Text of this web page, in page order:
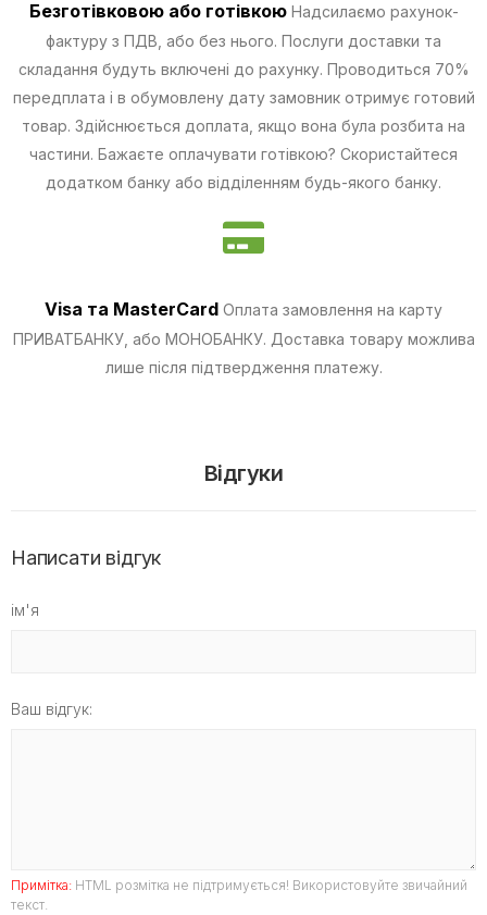
Безготівковою або готівкою Надсилаємо рахунок-
фактуру з ПДВ, або без нього. Послуги доставки та
складання будуть включені до рахунку. Проводиться 70%
передплата і в обумовлену дату замовник отримує готовий
товар. Здійснюється доплата, якщо вона була розбита на
частини. Бажаєте оплачувати готівкою? Скористайтеся
додатком банку або відділенням будь-якого банку.
Visa та MasterCard Оплата замовлення на карту
ПРИВАТБАНКУ, або МОНОБАНКУ. Доставка товару можлива
лише після підтвердження платежу.
Відгуки
Написати відгук
ім'я
Ваш відгук:
Примітка: HTML розмітка не підтримується! Використовуйте звичайний
текст.